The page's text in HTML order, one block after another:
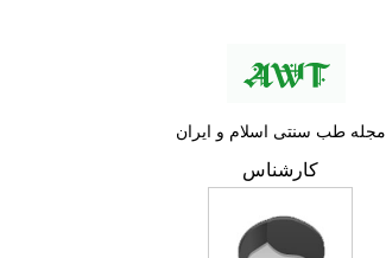
مجله طب سنتی اسلام و ایران
كارشناس